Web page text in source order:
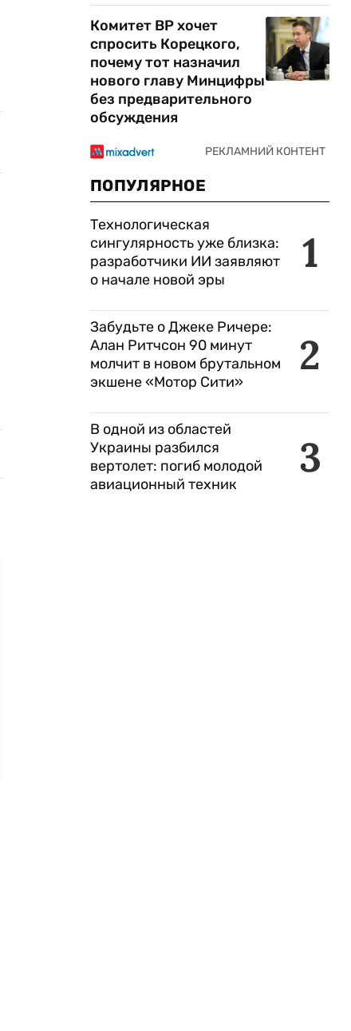
Комитет ВР хочет
спросить Корецкого,
почему тот назначил
нового главу Минцифры
без предварительного
обсуждения
ПОПУЛЯРНОЕ
1
Технологическая
сингулярность уже близка:
разработчики ИИ заявляют
о начале новой эры
2
Забудьте о Джеке Ричере:
Алан Ритчсон 90 минут
молчит в новом брутальном
экшене «Мотор Сити»
3
В одной из областей
Украины разбился
вертолет: погиб молодой
авиационный техник